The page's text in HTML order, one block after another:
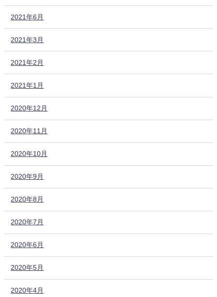
2021年6月
2021年3月
2021年2月
2021年1月
2020年12月
2020年11月
2020年10月
2020年9月
2020年8月
2020年7月
2020年6月
2020年5月
2020年4月